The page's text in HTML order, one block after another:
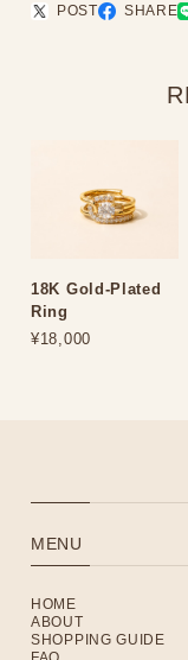
POST SHARE
18K Gold-Plated
Ring
¥18,000
MENU
HOME
ABOUT
SHOPPING GUIDE